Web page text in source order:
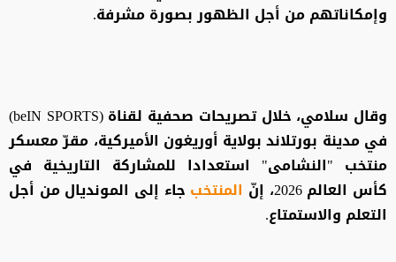
وإمكاناتهم من أجل الظهور بصورة مشرفة.
وقال سلامي، خلال تصريحات صحفية لقناة (beIN SPORTS)
في مدينة بورتلاند بولاية أوريغون الأميركية، مقرّ معسكر
منتخب "النشامى" استعدادا للمشاركة التاريخية في
كأس العالم 2026، إنّ
المنتخب جاء إلى المونديال من أجل
التعلم والاستمتاع.